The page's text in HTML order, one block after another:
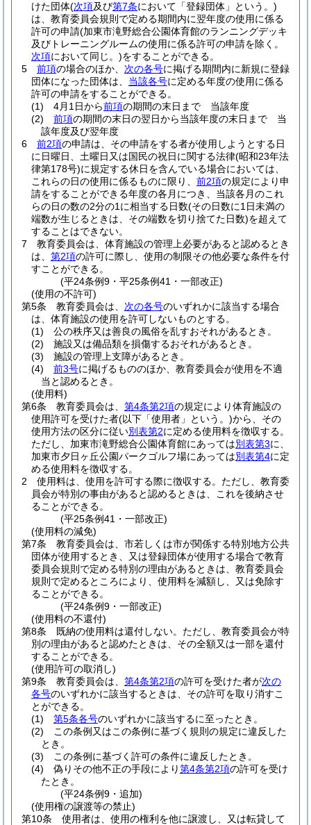
けた団体(次項及び第7条において「登録団体」という。)
は、教育委員会規則で定める期間内に翌年度の使用に係る
許可の申請(加東市滝野総合公園体育館のランニングデッキ
及びトレーニングルームの使用に係る許可の申請を除く。
次項において同じ。)をすることができる。
5
前項の場合のほか、 次の各号に掲げる期間内に新規に登録
団体になった団体は、 当該各号に定める年度の使用に係る
許可の申請をすることができる。
(1)
4月1日から前項の期間の末日まで 当該年度
(2)
前項の期間の末日の翌日から当該年度の末日まで 当
該年度及び翌年度
6
前2項の申請は、その申請をする者が使用しようとする日
に日曜日、土曜日又は国民の祝日に関する法律(昭和23年法
律第178号)に規定する休日を含んでいる場合においては、
これらの日の使用に係るものに限り、 前2項の規定により申
請をすることができる年度の各月につき、当該各月のこれ
らの日の数の2分の1に相当する日数(その日数に1日未満の
端数が生じるときは、その端数を切り捨てた日数)を超えて
することはできない。
7
教育委員会は、体育施設の管理上必要があると認めるとき
は、 第2項の許可に際し、使用の制限その他必要な条件を付
すことができる。
(平24条例9・平25条例41・一部改正)
(使用の不許可)
第5条
教育委員会は、 次の各号のいずれかに該当する場合
は、体育施設の使用を許可しないものとする。
(1)
公の秩序又は善良の風俗を乱すおそれがあるとき。
(2)
施設又は備品類を損傷するおそれがあるとき。
(3)
施設の管理上支障があるとき。
(4)
前3号に掲げるもののほか、教育委員会が使用を不適
当と認めるとき。
(使用料)
第6条
教育委員会は、 第4条第2項の規定により体育施設の
使用許可を受けた者(以下「使用者」という。)から、その
使用方法の区分に従い別表第2に定める使用料を徴収する。
ただし、加東市滝野総合公園体育館にあっては別表第3に、
加東市夕日ヶ丘公園パークゴルフ場にあっては別表第4に定
める使用料を徴収する。
2
使用料は、使用を許可する際に徴収する。 ただし、教育委
員会が特別の事由があると認めるときは、これを後納させ
ることができる。
(平25条例41・一部改正)
(使用料の減免)
第7条
教育委員会は、市若しくは市が関係する特別地方公共
団体が使用するとき、又は登録団体が使用する場合で教育
委員会規則で定める特別の理由があるときは、教育委員会
規則で定めるところにより、使用料を減額し、又は免除す
ることができる。
(平24条例9・一部改正)
(使用料の不還付)
第8条
既納の使用料は還付しない。 ただし、教育委員会が特
別の理由があると認めたときは、その全額又は一部を還付
することができる。
(使用許可の取消し)
第9条
教育委員会は、 第4条第2項の許可を受けた者が次の
各号のいずれかに該当するときは、その許可を取り消すこ
とができる。
(1)
第5条各号のいずれかに該当するに至ったとき。
(2)
この条例又はこの条例に基づく規則の規定に違反した
とき。
(3)
この条例に基づく許可の条件に違反したとき。
(4)
偽りその他不正の手段により第4条第2項の許可を受け
たとき。
(平24条例9・追加)
(使用権の譲渡等の禁止)
第10条
使用者は、使用の権利を他に譲渡し、又は転貸して